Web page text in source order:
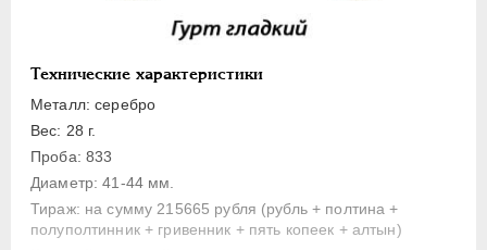
Технические характеристики
Металл: серебро
Вес: 28 г.
Проба: 833
Диаметр: 41-44 мм.
Тираж: на сумму 215665 рубля (рубль + полтина +
полуполтинник + гривенник + пять копеек + алтын)
Монетовидные жетоны
ЕКАТЕРИНА I
ПЕТР II 1727-1729
АННА ИОАННОВНА
ИОАНН АНТОНОВИЧ 1740-1741